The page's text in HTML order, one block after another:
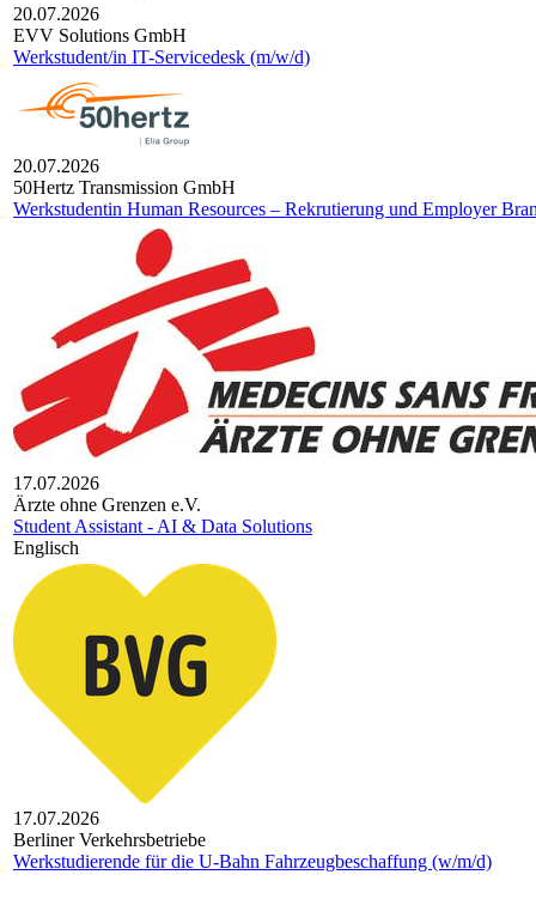
20.07.2026
EVV Solutions GmbH
Werkstudent/in IT-Servicedesk (m/w/d)
20.07.2026
50Hertz Transmission GmbH
Werkstudentin Human Resources – Rekrutierung und Employer
17.07.2026
Ärzte ohne Gren­zen e.V.
Student Assistant - AI & Data Solutions
Englisch
17.07.2026
Berliner Verkehrsbetriebe
Werkstudierende für die U-Bahn Fahrzeugbeschaffung (w/m/d)